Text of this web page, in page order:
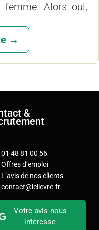
Alors oui,
→
&
01 48 81 00 56
Offres d’emploi
L’avis de nos clients
contact@lelievre.fr
Votre avis nous
intéresse